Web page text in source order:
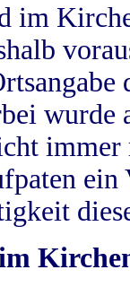
im
wurde